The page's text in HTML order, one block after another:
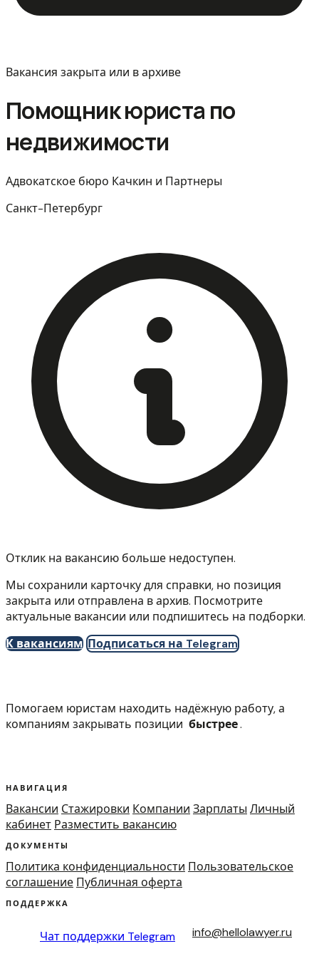
Вакансия закрыта или в архиве
Помощник юриста по
недвижимости
Адвокатское бюро Качкин и Партнеры
Санкт-Петербург
Отклик на вакансию больше недоступен.
Мы сохранили карточку для справки, но позиция
закрыта или отправлена в архив. Посмотрите
актуальные вакансии или подпишитесь на подборки.
К вакансиям Подписаться на Telegram
Помогаем юристам находить надёжную работу, а
компаниям закрывать позиции быстрее.
НАВИГАЦИЯ
Вакансии Стажировки Компании Зарплаты Личный
кабинет Разместить вакансию
ДОКУМЕНТЫ
Политика конфиденциальности Пользовательское
соглашение Публичная оферта
ПОДДЕРЖКА
Чат поддержки Telegram info@hellolawyer.ru